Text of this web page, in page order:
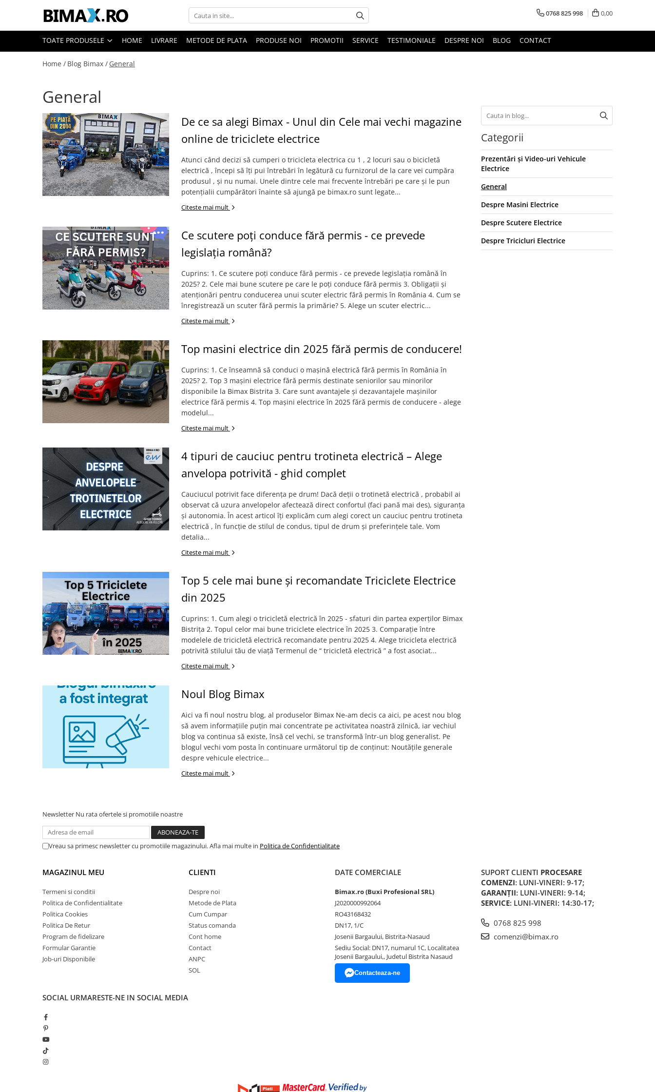
Toate Produsele
Triciclete Electrice
➔ Cu 2 Locuri
➔ Acoperita
➔ Adulti - Fara permis
➔ Adulti - 2 Locuri
➔ Adulti - cu Cabina
➔ Cu 3 Roti
➔ Cu Cabina
➔ Cu Cabina fara Permis
➔ Cu Cabina Inchisa
➔ Cu Volan
➔ Fara Permis
➔ Jinpeng/AMR
PIESE DE SCHIMB
Toate accesoriile la Triciclete
Masini Electrice
Masina Electrica RDB
Masina Electrica Arora
Masina Electrica 25 km/h
Cu 3 Roti fara Permis
Fara Permis
Controllere
Incarcatoare
Biciclete Electrice
PIESE DE SCHIMB
0768 825 998 0,00
TOATE PRODUSELE HOME LIVRARE METODE DE PLATA PRODUSE NOI PROMOTII SERVICE TESTIMONIALE DESPRE NOI BLOG CONTACT
Home / Blog Bimax / General
General
De ce sa alegi Bimax - Unul din Cele mai vechi magazine
online de triciclete electrice
Atunci când decizi să cumperi o tricicleta electrica cu 1 , 2 locuri sau o bicicletă
electrică , începi să îți pui întrebări în legătură cu furnizorul de la care vei cumpăra
produsul , și nu numai. Unele dintre cele mai frecvente întrebări pe care și le pun
potențialii cumpărători înainte să ajungă pe bimax.ro sunt legate...
Citeste mai mult
Ce scutere poți conduce fără permis - ce prevede
legislația română?
Cuprins: 1. Ce scutere poți conduce fără permis - ce prevede legislația română în
2025? 2. Cele mai bune scutere pe care le poți conduce fără permis 3. Obligații și
atenționări pentru conducerea unui scuter electric fără permis în România 4. Cum se
înregistrează un scuter fără permis la primărie? 5. Alege un scuter electric...
Citeste mai mult
Top masini electrice din 2025 fără permis de conducere!
Cuprins: 1. Ce înseamnă să conduci o mașină electrică fără permis în România în
2025? 2. Top 3 mașini electrice fără permis destinate seniorilor sau minorilor
disponibile la Bimax Bistrita 3. Care sunt avantajele și dezavantajele mașinilor
electrice fără permis 4. Top mașini electrice în 2025 fără permis de conducere - alege
modelul...
Citeste mai mult
4 tipuri de cauciuc pentru trotineta electrică – Alege
anvelopa potrivită - ghid complet
Cauciucul potrivit face diferența pe drum! Dacă deții o trotinetă electrică , probabil ai
observat că uzura anvelopelor afectează direct confortul (faci pană mai des), siguranța
și autonomia. În acest articol îți explicăm cum alegi corect un cauciuc pentru trotineta
electrică , în funcție de stilul de condus, tipul de drum și preferințele tale. Vom
detalia...
Citeste mai mult
Top 5 cele mai bune și recomandate Triciclete Electrice
din 2025
Cuprins: 1. Cum alegi o tricicletă electrică în 2025 - sfaturi din partea experților Bimax
Bistrița 2. Topul celor mai bune triciclete electrice în 2025 3. Comparație între
modelele de tricicletă electrică recomandate pentru 2025 4. Alege tricicleta electrică
potrivită stilului tău de viață Termenul de “ tricicletă electrică ” a fost asociat...
Citeste mai mult
Noul Blog Bimax
Aici va fi noul nostru blog, al produselor Bimax Ne-am decis ca aici, pe acest nou blog
să avem informațiile puțin mai concentrate pe activitatea noastră zilnică, iar vechiul
blog va continua să existe, însă cel vechi, se transformă într-un blog generalist. Pe
blogul vechi vom posta în continuare următorul tip de conținut: Noutățile generale
despre vehicule electrice...
Citeste mai mult
Categorii
Prezentări și Video-uri Vehicule
Electrice
General
Despre Masini Electrice
Despre Scutere Electrice
Despre Tricicluri Electrice
Newsletter Nu rata ofertele si promotiile noastre
Vreau sa primesc newsletter cu promotiile magazinului. Afla mai multe in Politica de Confidentialitate
MAGAZINUL MEU
Termeni si conditii
Politica de Confidentialitate
Politica Cookies
Politica De Retur
Program de fidelizare
Formular Garantie
Job-uri Disponibile
CLIENTI
Despre noi
Metode de Plata
Cum Cumpar
Status comanda
Cont home
Contact
ANPC
SOL
DATE COMERCIALE
Bimax.ro (Buxi Profesional SRL)
J2020000992064
RO43168432
DN17, 1/C
Josenii Bargaului, Bistrita-Nasaud
Sediu Social: DN17, numarul 1C, Localitatea
Josenii Bargaului,, Judetul Bistrita Nasaud
Contacteaza-ne
SUPORT CLIENTI PROCESARE
COMENZI: LUNI-VINERI: 9-17;
GARANȚII: LUNI-VINERI: 9-14;
SERVICE: LUNI-VINERI: 14:30-17;
0768 825 998
comenzi@bimax.ro
SOCIAL URMARESTE-NE IN SOCIAL MEDIA